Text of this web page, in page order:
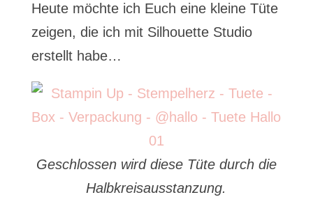
Heute möchte ich Euch eine kleine Tüte
zeigen, die ich mit Silhouette Studio
erstellt habe…
Geschlossen wird diese Tüte durch die
Halbkreisausstanzung.